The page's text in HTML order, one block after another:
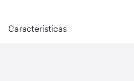
Características